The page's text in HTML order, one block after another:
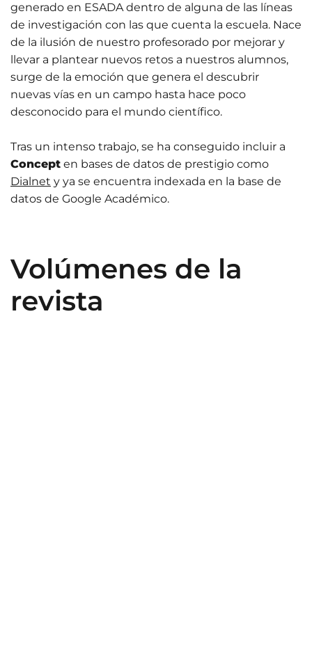
generado en ESADA dentro de alguna de las líneas
de investigación con las que cuenta la escuela. Nace
de la ilusión de nuestro profesorado por mejorar y
llevar a plantear nuevos retos a nuestros alumnos,
surge de la emoción que genera el descubrir
nuevas vías en un campo hasta hace poco
desconocido para el mundo científico.
Tras un intenso trabajo, se ha conseguido incluir a
Concept en bases de datos de prestigio como
Dialnet y ya se encuentra indexada en la base de
datos de Google Académico.
Volúmenes de la
revista